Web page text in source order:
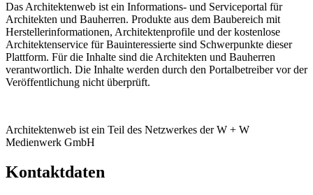
Das Architektenweb ist ein Informations- und Serviceportal für
Architekten und Bauherren. Produkte aus dem Baubereich mit
Herstellerinformationen, Architektenprofile und der kostenlose
Architektenservice für Bauinteressierte sind Schwerpunkte dieser
Plattform. Für die Inhalte sind die Architekten und Bauherren
verantwortlich. Die Inhalte werden durch den Portalbetreiber vor der
Veröffentlichung nicht überprüft.
Architektenweb ist ein Teil des Netzwerkes der W + W
Medienwerk GmbH
Kontaktdaten